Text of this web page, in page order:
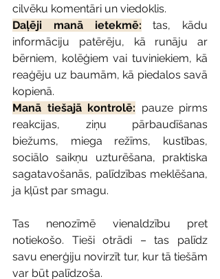
cilvēku komentāri un viedoklis.
Daļēji manā ietekmē:
tas, kādu
informāciju patērēju, kā runāju ar
bērniem, kolēģiem vai tuviniekiem, kā
reaģēju uz baumām, kā piedalos savā
kopienā.
Manā tiešajā kontrolē: pauze pirms
reakcijas, ziņu pārbaudīšanas
biežums, miega režīms, kustības,
sociālo saikņu uzturēšana, praktiska
sagatavošanās, palīdzības meklēšana,
ja kļūst par smagu.
Tas nenozīmē vienaldzību pret
notiekošo. Tieši otrādi – tas palīdz
savu enerģiju novirzīt tur, kur tā tiešām
var būt palīdzoša.